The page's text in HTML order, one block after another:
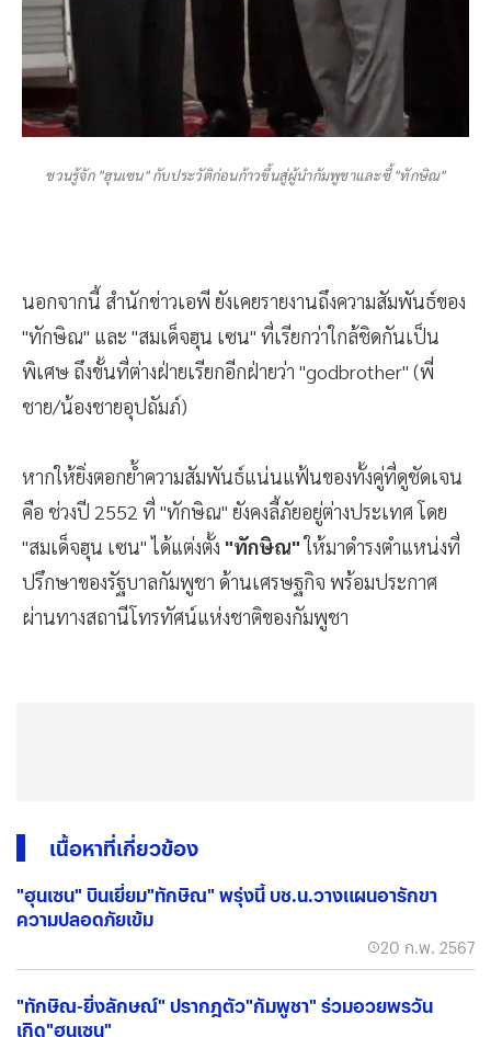
ชวนรู้จัก "ฮุนเซน" กับประวัติก่อนก้าวขึ้นสู่ผู้นำกัมพูชาและซี้ "ทักษิณ"
นอกจากนี้ สำนักข่าวเอพี ยังเคยรายงานถึงความสัมพันธ์ของ
"ทักษิณ" และ "สมเด็จฮุน เซน" ที่เรียกว่าใกล้ชิดกันเป็น
พิเศษ ถึงขั้นที่ต่างฝ่ายเรียกอีกฝ่ายว่า "godbrother" (พี่
ชาย/น้องชายอุปถัมภ์)
หากให้ยิ่งตอกย้ำความสัมพันธ์แน่นแฟ้นของทั้งคู่ที่ดูชัดเจน
คือ ช่วงปี 2552 ที่ "ทักษิณ" ยังคงลี้ภัยอยู่ต่างประเทศ โดย
"สมเด็จฮุน เซน" ได้แต่งตั้ง "ทักษิณ"ให้มาดำรงตำแหน่งที่
ปรึกษาของรัฐบาลกัมพูชา ด้านเศรษฐกิจ พร้อมประกาศ
ผ่านทางสถานีโทรทัศน์แห่งชาติของกัมพูชา
เนื้อหาที่เกี่ยวข้อง
"ฮุนเซน" บินเยี่ยม"ทักษิณ" พรุ่งนี้ บช.น.วางแผนอารักขา
ความปลอดภัยเข้ม
20 ก.พ. 2567
"ทักษิณ-ยิ่งลักษณ์" ปรากฎตัว"กัมพูชา" ร่วมอวยพรวัน
เกิด"ฮุนเซน"